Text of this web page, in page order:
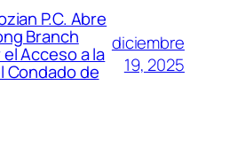
P.C. Abre
Branch
Acceso a la
Condado de
diciembre
19, 2025